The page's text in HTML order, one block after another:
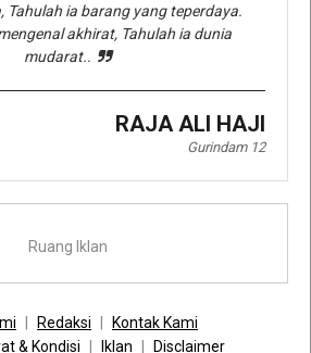
Tahulah ia barang yang teperdaya.
akhirat, Tahulah ia dunia
mudarat..
RAJA ALI HAJI
Gurindam 12
Ruang Iklan
Redaksi
Kontak Kami
& Kondisi Iklan Disclaimer